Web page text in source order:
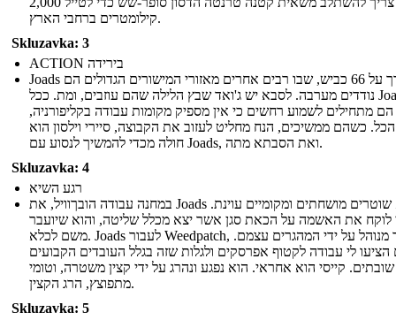
קילומטרים ברחבי הארץ.
Skluzavka: 3
ACTION בירידה
Joads לדרך על 66 כביש, שבו רבים אחרים מאזורי המישורים הגדולים הם
נודדים מערבה. לסבא יש ג'ואד שבץ הלילה שהם עוזבים, ומת. ככל Joads
הם מתחילים לשמוע רחשים כי אין מספיק מקומות עבודה בקליפורניה,
כשהם ממשיכים, הנח מחליט לעזוב את הקבוצה, סיירי וילסון הוא
חולה מכדי להמשיך לנסוע עם Joads, ואת הסבתא מתה.
Skluzavka: 4
רגע השיא
במחנה עבודה הובךוויל, את Joads למצוא שוטרים מושחתים ומקומיים עוינת.
לוקח את האשמה על הכאת סגן אשר יצא מכלל שליטה, והוא שיועבר
משם לכלא. Joads לעבור Weedpatch, אשר מנוהל על ידי המהגרים עצמם.
לי עבודה לקטוף אפרסקים ולגלות שזה בגלל העובדים הקבועים
שובתים. קייסי הוא אחראי. הוא נפגע ונהרג על ידי קצין משטרה, וטומי
מתפוצץ, הרג הקצין.
Skluzavka: 5